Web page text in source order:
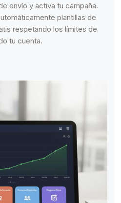
envío y activa tu campaña.
plantillas de
respetando los límites de
tu cuenta.